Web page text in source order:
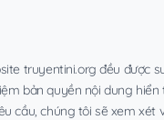
truyentini.org đều được
bản quyền nội dung hiển
cầu, chúng tôi sẽ xem xét